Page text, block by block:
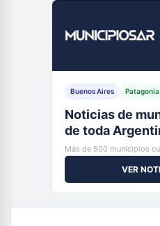
Buenos Aires Patagonia
Noticias de
de toda
Más de 500 municipios
VER